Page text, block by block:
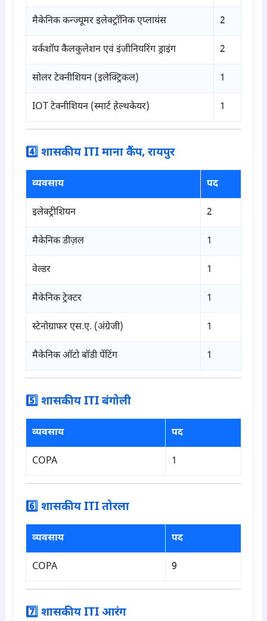
मैकेनिक कन्ज्यूमर इलेक्ट्रॉनिक एप्लायंस 2
वर्कशॉप कैलकुलेशन एवं इंजीनियरिंग ड्राइंग 2
सोलर टेक्नीशियन (इलेक्ट्रिकल) 1
IOT टेक्नीशियन (स्मार्ट हेल्थकेयर) 1
4️⃣ शासकीय ITI माना कैंप, रायपुर
व्यवसाय पद
इलेक्ट्रीशियन 2
मैकेनिक डीज़ल 1
वेल्डर 1
मैकेनिक ट्रेक्टर 1
स्टेनोग्राफर एस.ए. (अंग्रेजी) 1
मैकेनिक ऑटो बॉडी पेंटिंग 1
5️⃣ शासकीय ITI बंगोली
व्यवसाय पद
COPA 1
6️⃣ शासकीय ITI तोरला
व्यवसाय पद
COPA 9
7️⃣ शासकीय ITI आरंग